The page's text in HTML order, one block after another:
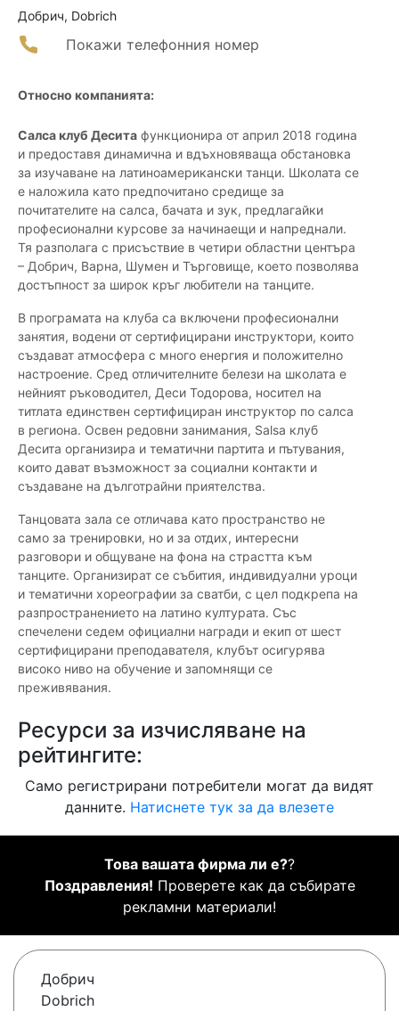
Добрич, Dobrich
Покажи телефонния номер
Относно компанията:
Салса клуб Десита функционира от април 2018 година
и предоставя динамична и вдъхновяваща обстановка
за изучаване на латиноамерикански танци. Школата се
е наложила като предпочитано средище за
почитателите на салса, бачата и зук, предлагайки
професионални курсове за начинаещи и напреднали.
Тя разполага с присъствие в четири областни центъра
– Добрич, Варна, Шумен и Търговище, което позволява
достъпност за широк кръг любители на танците.
В програмата на клуба са включени професионални
занятия, водени от сертифицирани инструктори, които
създават атмосфера с много енергия и положително
настроение. Сред отличителните белези на школата е
нейният ръководител, Деси Тодорова, носител на
титлата единствен сертифициран инструктор по салса
в региона. Освен редовни занимания, Salsa клуб
Десита организира и тематични партита и пътувания,
които дават възможност за социални контакти и
създаване на дълготрайни приятелства.
Танцовата зала се отличава като пространство не
само за тренировки, но и за отдих, интересни
разговори и общуване на фона на страстта към
танците. Организират се събития, индивидуални уроци
и тематични хореографии за сватби, с цел подкрепа на
разпространението на латино културата. Със
спечелени седем официални награди и екип от шест
сертифицирани преподавателя, клубът осигурява
високо ниво на обучение и запомнящи се
преживявания.
Ресурси за изчисляване на
рейтингите:
Само регистрирани потребители могат да видят
данните. Натиснете тук за да влезете
Това вашата фирма ли е??
Поздравления! Проверете как да събирате
рекламни материали!
Добрич
Dobrich